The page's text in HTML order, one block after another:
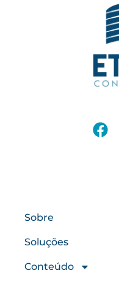
Sobre
Soluções
Conteúdo